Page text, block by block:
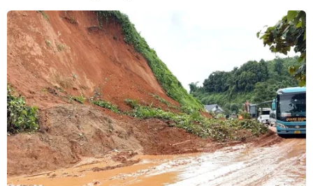
Bị cáo Diệp Văn Thạnh. (Ảnh: TTXVN phát)
Ngày 19/11, Tòa án nhân dân tỉnh Trà Vinh mở
phiên tòa xét xử sơ thẩm công khai đối với bị
cáo Diệp Văn Thạnh (sinh năm 1968, nguyên
Chủ tịch Ủy ban Nhân dân thành phố Trà Vinh)
cùng 16 đồng phạm về tội "Vi phạm quy định về